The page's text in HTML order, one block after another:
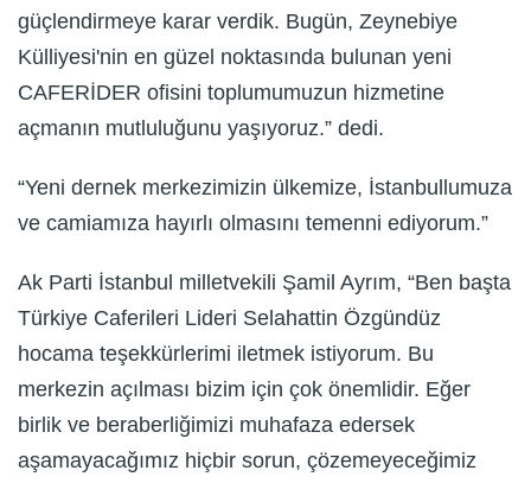
güçlendirmeye karar verdik. Bugün, Zeynebiye
Külliyesi'nin en güzel noktasında bulunan yeni
CAFERİDER ofisini toplumumuzun hizmetine
açmanın mutluluğunu yaşıyoruz.” dedi.
“Yeni dernek merkezimizin ülkemize, İstanbullumuza
ve camiamıza hayırlı olmasını temenni ediyorum.”
Ak Parti İstanbul milletvekili Şamil Ayrım, “Ben başta
Türkiye Caferileri Lideri Selahattin Özgündüz
hocama teşekkürlerimi iletmek istiyorum. Bu
merkezin açılması bizim için çok önemlidir. Eğer
birlik ve beraberliğimizi muhafaza edersek
aşamayacağımız hiçbir sorun, çözemeyeceğimiz